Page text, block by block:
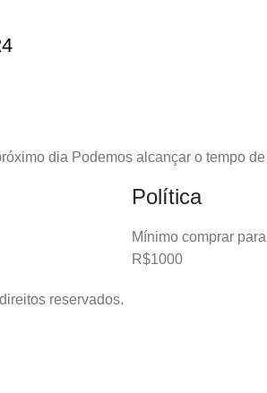
dia Podemos alcançar o tempo
Política
Mínimo comprar
R$1000
reservados.